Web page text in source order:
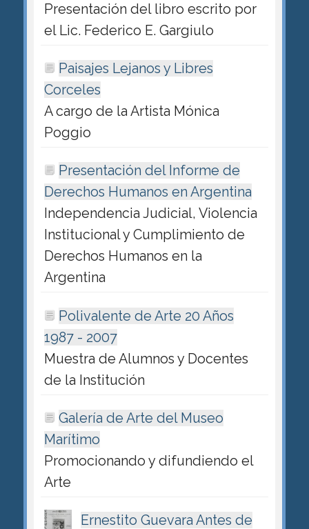
Presentación del libro escrito por
el Lic. Federico E. Gargiulo
Paisajes Lejanos y Libres
Corceles
A cargo de la Artista Mónica
Poggio
Presentación del Informe de
Derechos Humanos en Argentina
Independencia Judicial, Violencia
Institucional y Cumplimiento de
Derechos Humanos en la
Argentina
Polivalente de Arte 20 Años
1987 - 2007
Muestra de Alumnos y Docentes
de la Institución
Galería de Arte del Museo
Marítimo
Promocionando y difundiendo el
Arte
Ernestito Guevara Antes de